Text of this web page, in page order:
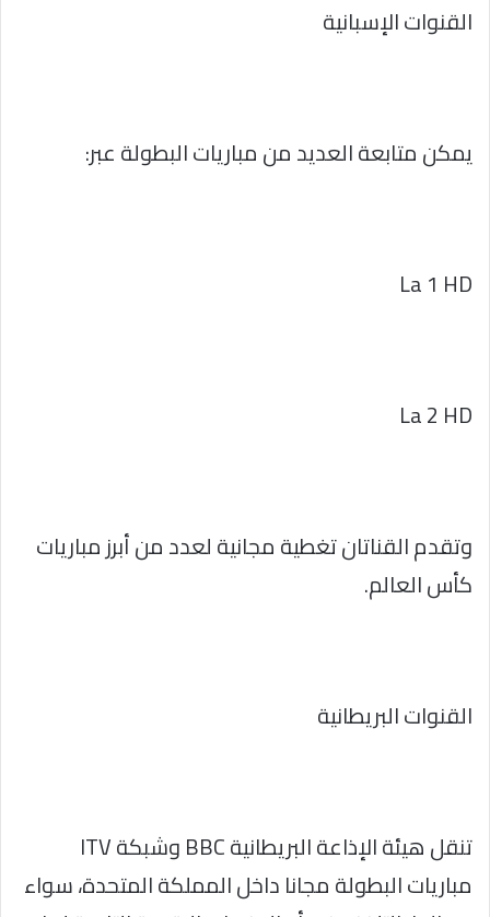
القنوات الإسبانية
يمكن متابعة العديد من مباريات البطولة عبر:
La 1 HD
La 2 HD
وتقدم القناتان تغطية مجانية لعدد من أبرز مباريات
كأس العالم.
القنوات البريطانية
تنقل هيئة الإذاعة البريطانية BBC وشبكة ITV
مباريات البطولة مجانا داخل المملكة المتحدة، سواء